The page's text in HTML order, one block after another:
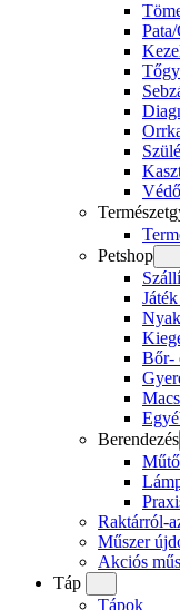
Petshop
Bőr-
Berendezés
Raktárról-
Műszer
Akciós
Táp
Tápok